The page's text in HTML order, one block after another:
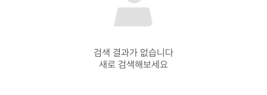
검색 결과가 없습니다
새로 검색해보세요